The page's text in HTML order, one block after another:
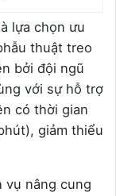
lựa chọn ưu
thuật treo
bởi đội ngũ
với sự hỗ trợ
có thời gian
giảm thiểu
vụ nâng cung